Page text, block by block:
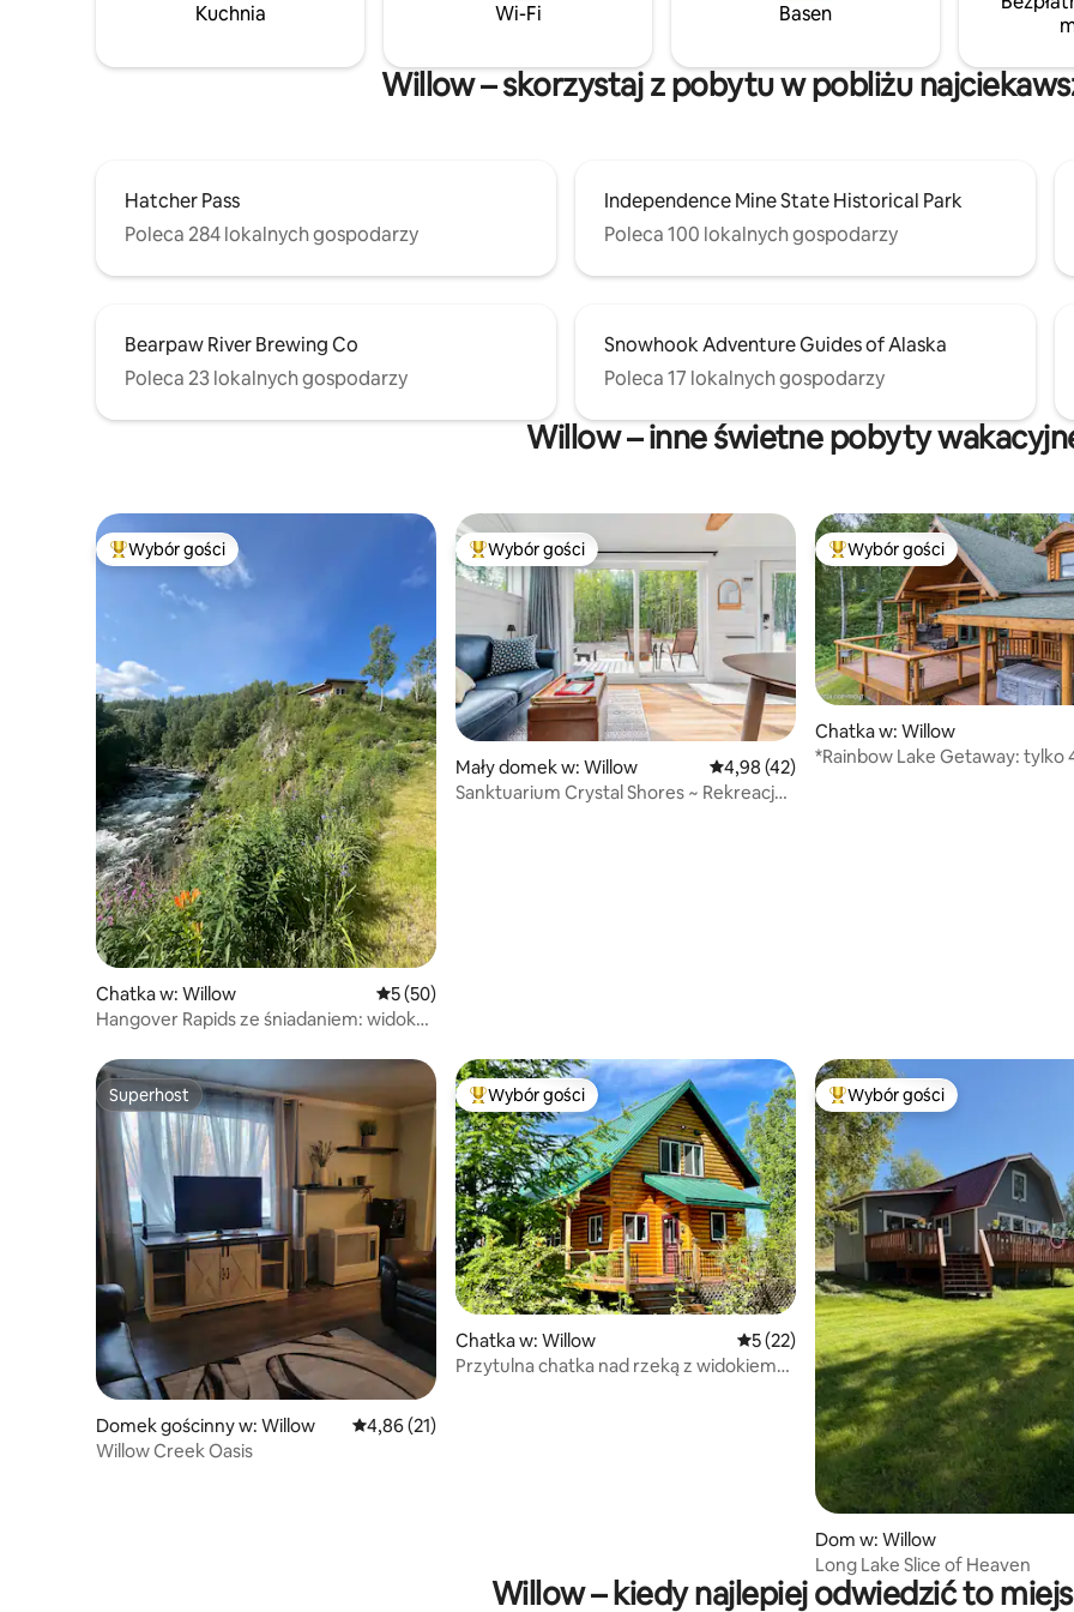
odpocząć w spa na łonie natury • Osoby
spokoju i inspiracji • Ci, którzy lubią
Kuchnia Wi-Fi Basen
Willow – skorzystaj z pobytu w pobliżu
Hatcher Pass
Poleca 284 lokalnych gospodarzy
Independence Mine State Historical Park
Poleca 100 lokalnych gospodarzy
Bearpaw River Brewing Co
Poleca 23 lokalnych gospodarzy
Snowhook Adventure Guides of Alaska
Poleca 17 lokalnych gospodarzy
Willow – inne świetne pobyty
Najpopularniejsze z kategorii Wybór gości
Wybór gości
Chatka w: Willow Średnia ocena: 5 na 5, liczba recenzji: 50
5 (50)
Hangover Rapids ze śniadaniem: widok
Najpopularniejsze z kategorii Wybór gości
Wybór gości
Mały domek w: Willow Średnia ocena: 4,98 na 5, liczba recenzji: 42
4,98 (42)
Sanktuarium Crystal Shores ~ Rekreacja
Najpopularniejsze z kategorii
Wybór gości
Chatka w: Willow
*Rainbow Lake Getaway: tylko
Superhost
Superhost
Domek gościnny w: Willow Średnia ocena: 4,86 na 5, liczba recenzji: 21
4,86 (21)
Willow Creek Oasis
Najpopularniejsze z kategorii Wybór gości
Wybór gości
Chatka w: Willow Średnia ocena: 5 na 5, liczba recenzji: 22
5 (22)
Przytulna chatka nad rzeką z widokiem
Najpopularniejsze z kategorii
Wybór gości
Dom w: Willow
Long Lake Slice of Heaven
Willow – kiedy najlepiej odwiedzić to